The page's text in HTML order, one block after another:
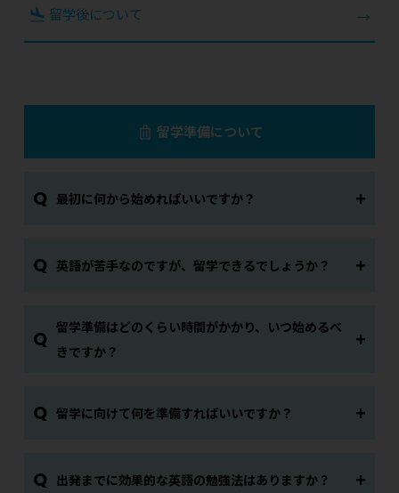
留学後について
留学準備について
Q 最初に何から始めればいいですか？
Q 英語が苦手なのですが、留学できるでしょうか？
Q 留学準備はどのくらい時間がかかり、いつ始めるべ
きですか？
Q 留学に向けて何を準備すればいいですか？
Q 出発までに効果的な英語の勉強法はありますか？